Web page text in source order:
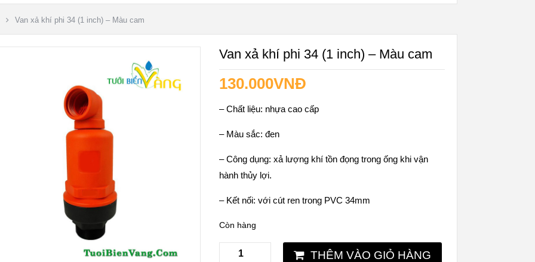
Van xả khí phi 34 (1 inch) – Màu cam
Van xả khí phi 34 (1 inch) – Màu cam
130.000VNĐ
– Chất liệu: nhựa cao cấp
– Màu sắc: đen
– Công dụng: xả lượng khí tồn đọng trong ống khi vận
hành thủy lợi.
– Kết nối: với cút ren trong PVC 34mm
Còn hàng
THÊM VÀO GIỎ HÀNG